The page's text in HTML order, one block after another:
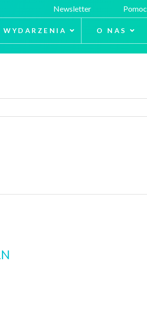
Newsletter Pomoc
WYDARZENIA O NAS